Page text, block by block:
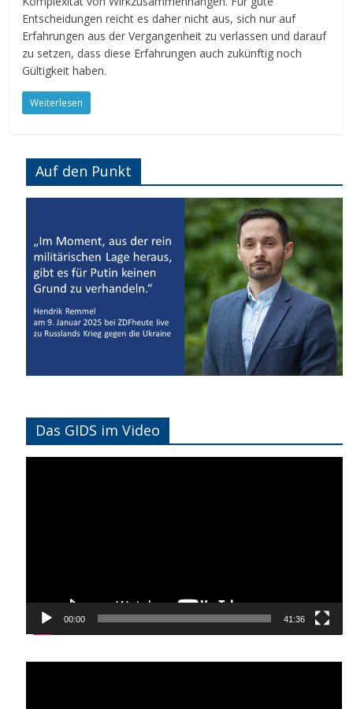
Entscheidungen reicht es daher nicht aus, sich nur auf
Erfahrungen aus der Vergangenheit zu verlassen und darauf
zu setzen, dass diese Erfahrungen auch zukünftig noch
Gültigkeit haben.
Weiterlesen
Auf den Punkt
Das GIDS im Video
00:00 41:36